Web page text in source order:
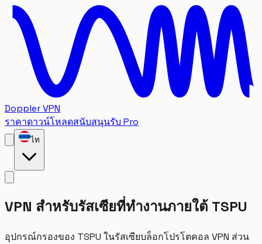
Doppler VPN
ราคาดาวน์โหลดสนับสนุนรับ Pro
ไท
VPN สำหรับรัสเซียที่ทำงานภายใต้ TSPU
อุปกรณ์กรองของ TSPU ในรัสเซียบล็อกโปรโตคอล VPN ส่วน